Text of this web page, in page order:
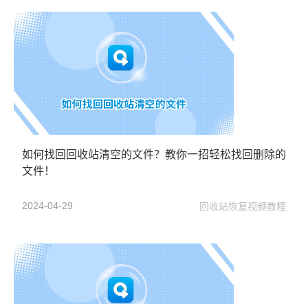
如何找回回收站清空的文件？教你一招轻松找回删除的
文件！
2024-04-29 回收站恢复视频教程